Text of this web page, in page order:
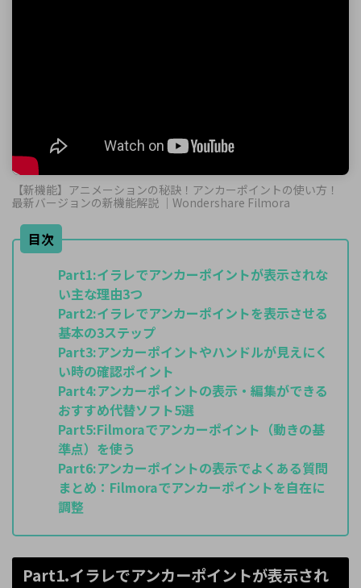
【新機能】アニメーションの秘訣！アンカーポイントの使い方！
最新バージョンの新機能解説 ｜Wondershare Filmora
目次
Part1:イラレでアンカーポイントが表示されな
い主な理由3つ
Part2:イラレでアンカーポイントを表示させる
基本の3ステップ
Part3:アンカーポイントやハンドルが見えにく
い時の確認ポイント
Part4:アンカーポイントの表示・編集ができる
おすすめ代替ソフト5選
Part5:Filmoraでアンカーポイント（動きの基
準点）を使う
Part6:アンカーポイントの表示でよくある質問
まとめ： Filmoraでアンカーポイントを自在に
調整
Part1.イラレでアンカーポイントが表示され